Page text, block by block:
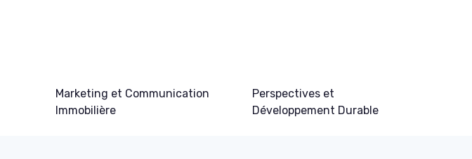
Marketing et Communication
Immobilière
Perspectives et
Développement Durable